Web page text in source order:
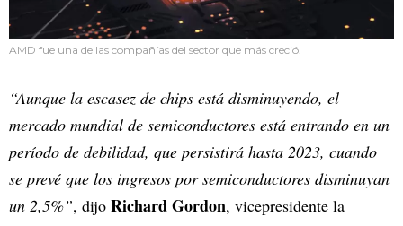
AMD fue una de las compañías del sector que más creció.
“Aunque la escasez de chips está disminuyendo, el
mercado mundial de semiconductores está entrando en un
período de debilidad, que persistirá hasta 2023, cuando
se prevé que los ingresos por semiconductores disminuyan
un 2,5%”, dijo Richard Gordon, vicepresidente la